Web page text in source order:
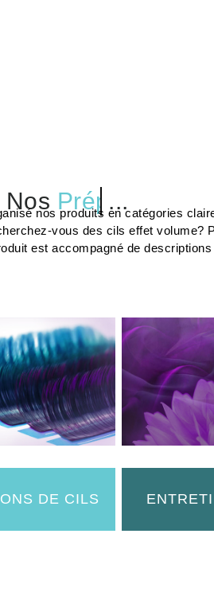
Nos Préparateur
nos produits en catégories
vous des cils effet volume?
est accompagné de
DE CILS